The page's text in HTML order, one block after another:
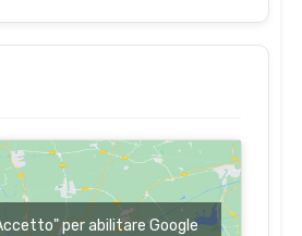
per abilitare Google